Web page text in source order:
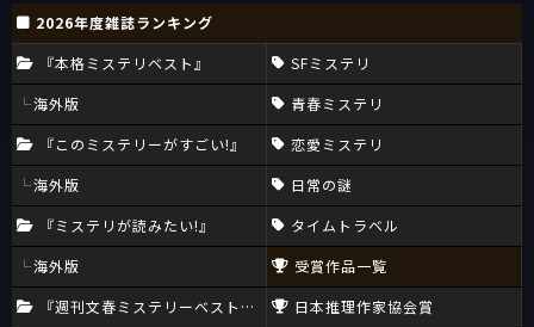
2026年度雑誌ランキング
『本格ミステリベスト』
海外版
『このミステリーがすごい!』
海外版
『ミステリが読みたい!』
海外版
『週刊文春ミステリーベスト10』
SFミステリ
青春ミステリ
恋愛ミステリ
日常の謎
タイムトラベル
受賞作品一覧
日本推理作家協会賞